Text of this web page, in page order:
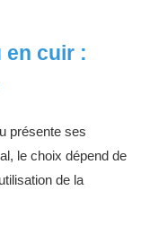
en cuir :
présente ses
le choix dépend de
de la